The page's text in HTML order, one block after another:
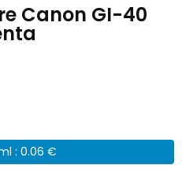
Canon GI-40
: 0.06 €